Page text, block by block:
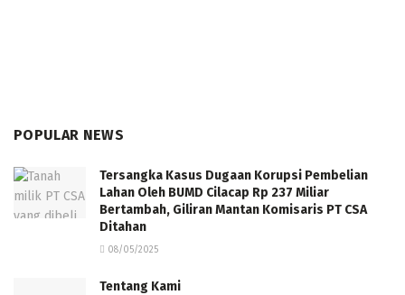
POPULAR NEWS
Tersangka Kasus Dugaan Korupsi Pembelian
Lahan Oleh BUMD Cilacap Rp 237 Miliar
Bertambah, Giliran Mantan Komisaris PT CSA
Ditahan
08/05/2025
Tentang Kami